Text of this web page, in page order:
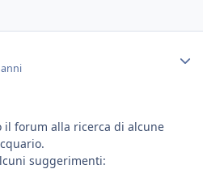
il forum alla ricerca di alcune
suggerimenti: